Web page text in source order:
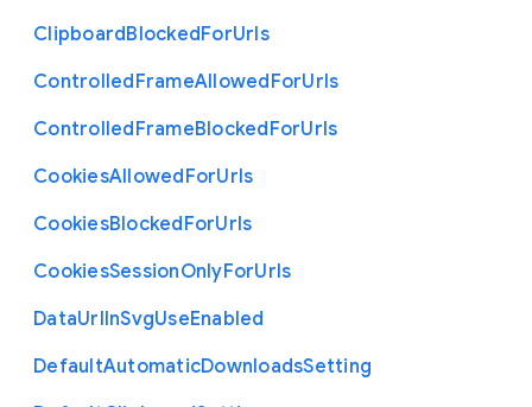
ClipboardBlockedForUrls
ControlledFrameAllowedForUrls
ControlledFrameBlockedForUrls
CookiesAllowedForUrls
CookiesBlockedForUrls
CookiesSessionOnlyForUrls
DataUrlInSvgUseEnabled
DefaultAutomaticDownloadsSetting